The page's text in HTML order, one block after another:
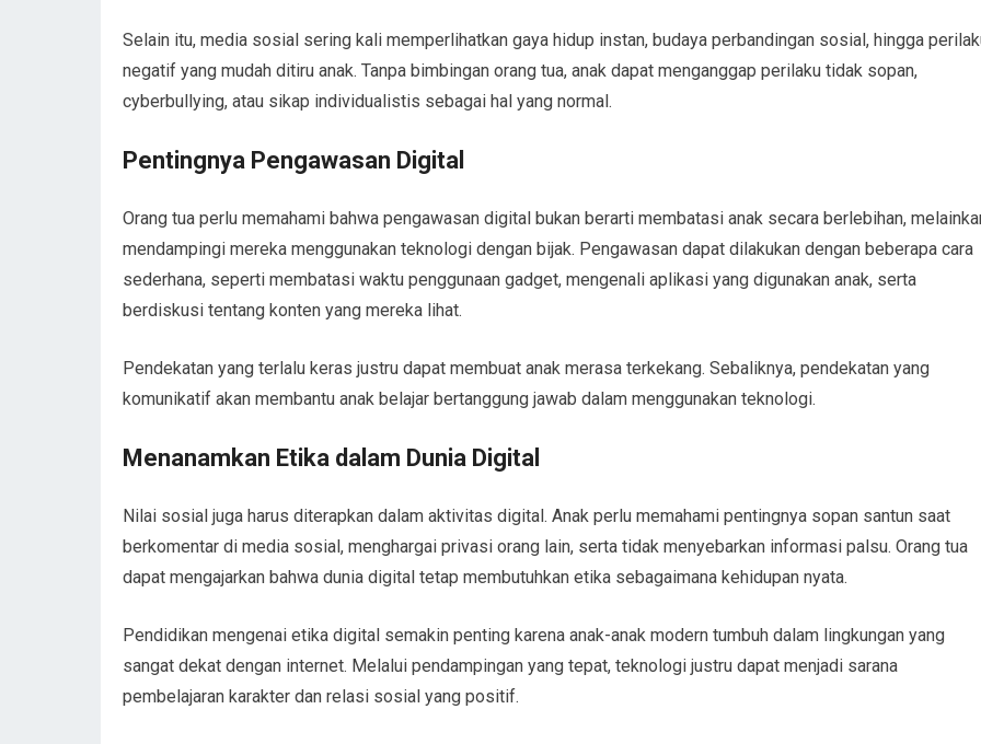
Selain itu, media sosial sering kali memperlihatkan gaya hidup instan, budaya perbandingan sosial, hingga
negatif yang mudah ditiru anak. Tanpa bimbingan orang tua, anak dapat menganggap perilaku tidak sopan,
cyberbullying, atau sikap individualistis sebagai hal yang normal.
Pentingnya Pengawasan Digital
Orang tua perlu memahami bahwa pengawasan digital bukan berarti membatasi anak secara berlebihan,
mendampingi mereka menggunakan teknologi dengan bijak. Pengawasan dapat dilakukan dengan beberapa cara
sederhana, seperti membatasi waktu penggunaan gadget, mengenali aplikasi yang digunakan anak, serta
berdiskusi tentang konten yang mereka lihat.
Pendekatan yang terlalu keras justru dapat membuat anak merasa terkekang. Sebaliknya, pendekatan yang
komunikatif akan membantu anak belajar bertanggung jawab dalam menggunakan teknologi.
Menanamkan Etika dalam Dunia Digital
Nilai sosial juga harus diterapkan dalam aktivitas digital. Anak perlu memahami pentingnya sopan santun saat
berkomentar di media sosial, menghargai privasi orang lain, serta tidak menyebarkan informasi palsu. Orang tua
dapat mengajarkan bahwa dunia digital tetap membutuhkan etika sebagaimana kehidupan nyata.
Pendidikan mengenai etika digital semakin penting karena anak-anak modern tumbuh dalam lingkungan yang
sangat dekat dengan internet. Melalui pendampingan yang tepat, teknologi justru dapat menjadi sarana
pembelajaran karakter dan relasi sosial yang positif.